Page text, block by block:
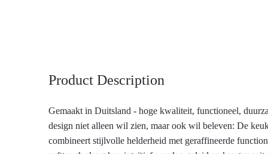
Product Description
Gemaakt in Duitsland - hoge kwaliteit, functioneel,
design niet alleen wil zien, maar ook wil beleven: De
combineert stijlvolle helderheid met geraffineerde